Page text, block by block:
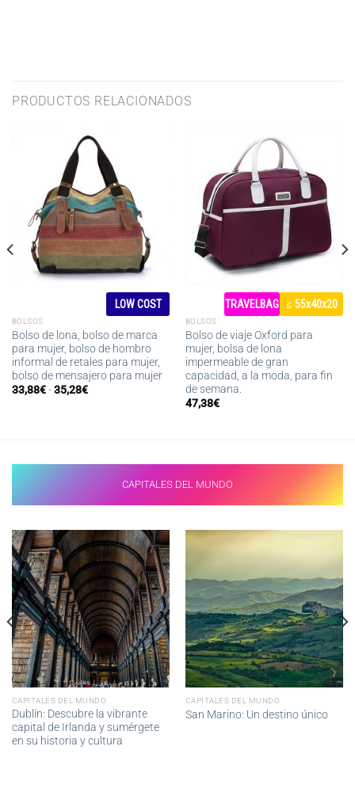
PRODUCTOS RELACIONADOS
LOW COST
BOLSOS
Bolso de lona, ​​bolso de marca
para mujer, bolso de hombro
informal de retales para mujer,
bolso de mensajero para mujer
33,88€ - 35,28€Rango
TRAVELBAG ≤ 55x40x20
BOLSOS
Bolso de viaje Oxford para
mujer, bolsa de lona
impermeable de gran
capacidad, a la moda, para fin
de semana.
47,38€
CAPITALES DEL MUNDO
CAPITALES DEL MUNDO
Dublín: Descubre la vibrante
capital de Irlanda y sumérgete
en su historia y cultura
CAPITALES DEL MUNDO
San Marino: Un destino único